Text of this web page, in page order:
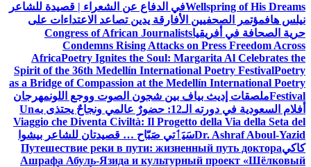
Wellspring of His Dreamsفي الدفاع عن الشعراء | قصيدة للشاعر
نيلس هافمؤتمر الصحفيين الأفارقة يدين تصاعد الاعتداءات على
حرية الصحافة في أفريقياCongress of African Journalists
Condemns Rising Attacks on Press Freedom Across
AfricaPoetry Ignites the Soul: Margarita Al Celebrates the
Spirit of the 36th Medellín International Poetry FestivalPoetry
as a Bridge of Compassion at the Medellín International Poetry
Festivalملصقات إديث بياف بين شجون الصوت ووجع اللونمهرجان
أفلام السعودية في دورته الـ12: حضورٌ عالمي ونجاحٌ يحتذى به
Un
Viaggio che Diventa Civiltà: Il Progetto della Via della Seta del
Dr. Ashraf Aboul-Yazidسَيَٲتي صَبّاح … قصيدتان للشاعر بيشوا
كاكيПутешествие реки в пути: жизненный путь доктора
Ашрафа Абуль-Язида и культурный проект «Шёлковый